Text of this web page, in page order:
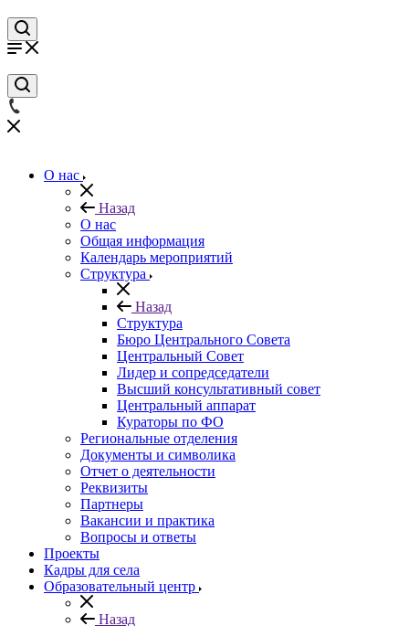
О нас
Назад
О нас
Общая информация
Календарь мероприятий
Структура
Назад
Структура
Бюро Центрального Совета
Центральный Совет
Лидер и сопредседатели
Высший консультативный совет
Центральный аппарат
Кураторы по ФО
Региональные отделения
Документы и символика
Отчет о деятельности
Реквизиты
Партнеры
Вакансии и практика
Вопросы и ответы
Проекты
Кадры для села
Образовательный центр
Назад